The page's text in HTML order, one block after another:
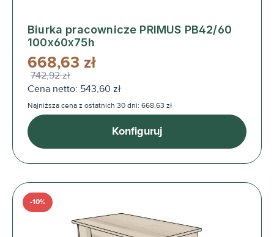
Biurka pracownicze PRIMUS PB42/60
100x60x75h
668,63 zł
742,92 zł
Cena netto: 543,60 zł
Najniższa cena z ostatnich 30 dni: 668,63 zł
Konfiguruj
-10%